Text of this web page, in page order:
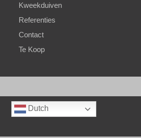
Kweekduiven
Referenties
Contact
Te Koop
Dutch